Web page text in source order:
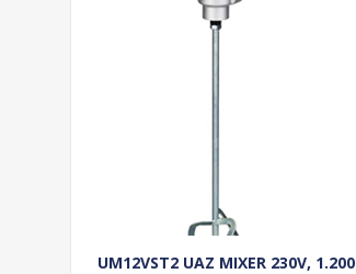
UM12VST2 UAZ MIXER 230V, 1.200